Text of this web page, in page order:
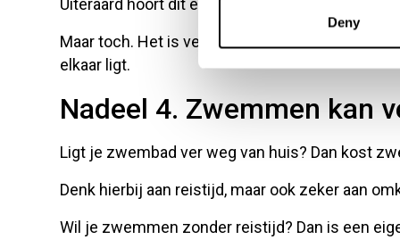
Deny
Uiteraard hoort dit erbij. Deze persoon kan er
Maar toch. Het is vervelend wanneer het
elkaar ligt.
Nadeel 4. Zwemmen kan
Ligt je zwembad ver weg van huis? Dan kost
Denk hierbij aan reistijd, maar ook zeker aan
Wil je zwemmen zonder reistijd? Dan is een